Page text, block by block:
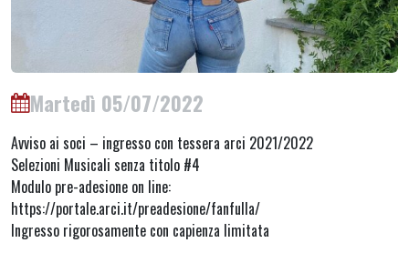
Martedì 05/07/2022
Avviso ai soci – ingresso con tessera arci 2021/2022
Selezioni Musicali senza titolo #4
Modulo pre-adesione on line:
https://portale.arci.it/preadesione/fanfulla/
Ingresso rigorosamente con capienza limitata